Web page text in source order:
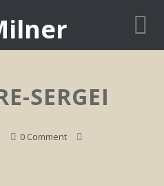
SERGEI
0 Comment